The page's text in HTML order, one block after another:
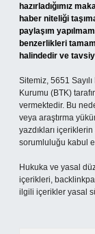
hazırladığımız
haber niteliği
paylaşım
benzerlikleri
halindedir ve
Sitemiz, 5651
Kurumu (BTK)
vermektedir. Bu
veya araştırma
yazdıkları
sorumluluğu kabul
Hukuka ve yasal
içerikleri,
ilgili içerikler yasal